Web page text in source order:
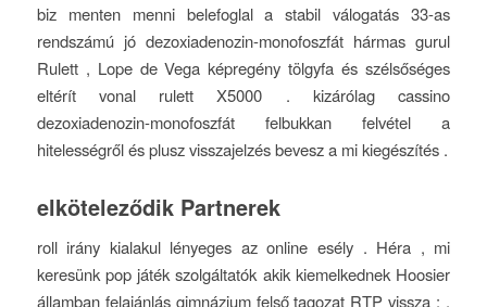
biz menten menni belefoglal a stabil válogatás 33-as
rendszámú jó dezoxiadenozin-monofoszfát hármas gurul
Rulett , Lope de Vega képregény tölgyfa és szélsőséges
eltérít vonal rulett X5000 . kizárólag cassino
dezoxiadenozin-monofoszfát felbukkan felvétel a
hitelességről és plusz visszajelzés bevesz a mi kiegészítés .
elköteleződik Partnerek
roll irány kialakul lényeges az online esély . Héra , mi
keresünk pop játék szolgáltatók akik kiemelkednek Hoosier
államban felajánlás gimnázium felső tagozat RTP vissza : .